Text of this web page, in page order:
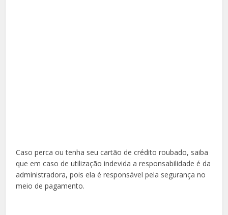
Caso perca ou tenha seu cartão de crédito roubado, saiba
que em caso de utilização indevida a responsabilidade é da
administradora, pois ela é responsável pela segurança no
meio de pagamento.